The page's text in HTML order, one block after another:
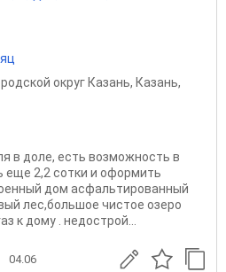
округ Казань, Казань,
в доле, есть возможность в
2,2 сотки и оформить
дом асфальтированный
лес,большое чистое озеро
к дому . недострой...
04.06